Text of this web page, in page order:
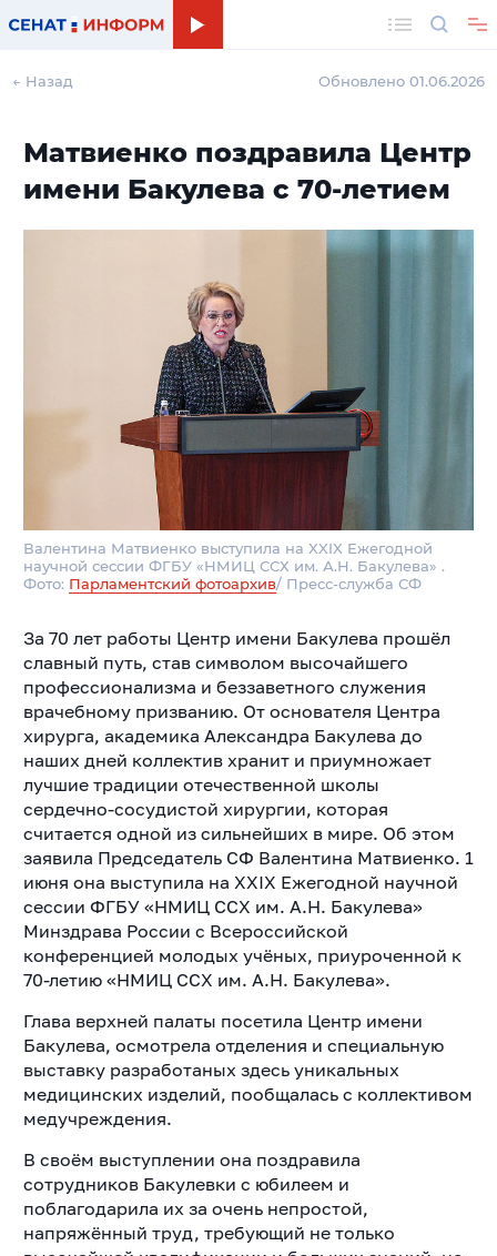
← Назад Обновлено 01.06.2026
Матвиенко поздравила Центр
имени Бакулева с 70-летием
Валентина Матвиенко выступила на XXIX Ежегодной
научной сессии ФГБУ «НМИЦ ССХ им. А.Н. Бакулева» .
Фото: Парламентский фотоархив/ Пресс-служба СФ
За 70 лет работы Центр имени Бакулева прошёл
славный путь, став символом высочайшего
профессионализма и беззаветного служения
врачебному призванию. От основателя Центра
хирурга, академика Александра Бакулева до
наших дней коллектив хранит и приумножает
лучшие традиции отечественной школы
сердечно-сосудистой хирургии, которая
считается одной из сильнейших в мире. Об этом
заявила Председатель СФ Валентина Матвиенко. 1
июня она выступила на XXIX Ежегодной научной
сессии ФГБУ «НМИЦ ССХ им. А.Н. Бакулева»
Минздрава России с Всероссийской
конференцией молодых учёных, приуроченной к
70-летию «НМИЦ ССХ им. А.Н. Бакулева».
Глава верхней палаты посетила Центр имени
Бакулева, осмотрела отделения и специальную
выставку разработаных здесь уникальных
медицинских изделий, пообщалась с коллективом
медучреждения.
В своём выступлении она поздравила
сотрудников Бакулевки с юбилеем и
поблагодарила их за очень непростой,
напряжённый труд, требующий не только